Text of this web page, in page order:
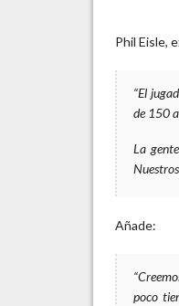
Phil Eisle,
“El
de 150
La
Añade:
poco